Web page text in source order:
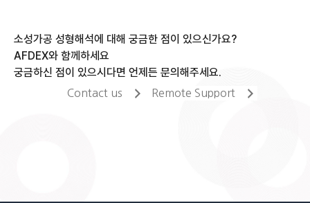
소성가공 성형해석에 대해 궁금한 점이 있으신가요?
AFDEX와 함께하세요
궁금하신 점이 있으시다면 언제든 문의해주세요.
Contact us Remote Support